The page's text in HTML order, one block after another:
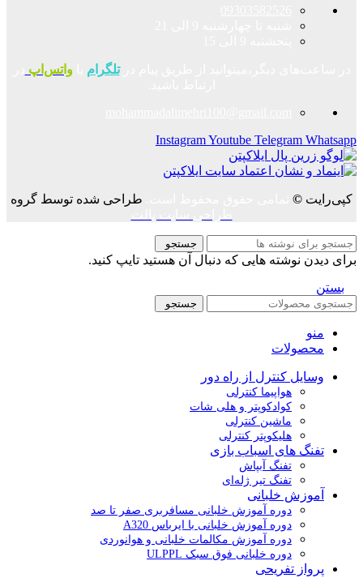
در ساعت‌های دیگر،میتوانید از طریق پیام درتلگرام یاواتس‌اپ
InstagramYoutube Telegram Whatsapp
کپی‌رایت ©
طراحی شده توسط گروه
جستجو
برای دیدن نوشته هایی که دنبال آن هستید تایپ کنید.
بستن
جستجو
منو
محصولات
وسایل کنترل از راه دور
هواپیما کنترلی
کوادکوپتر و هلی شات
ماشین کنترلی
هلیکوپتر کنترلی
تفنگ های اسباب بازی
تفنگ آبپاش
تفنگ تیر ژله‌ای
آموزش خلبانی
دوره آموزش خلبانی مسافربری صفر تا صد
دوره آموزش خلبانی با ایرباس A320
دوره آموزش مکالمات خلبانی و هوانوردی
دوره خلبانی فوق سبک ULPPL
پرواز تفریحی